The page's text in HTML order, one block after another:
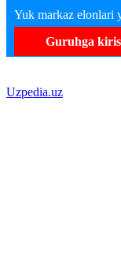
Yuk markaz elonlari
Guruhga
Uzpedia.uz